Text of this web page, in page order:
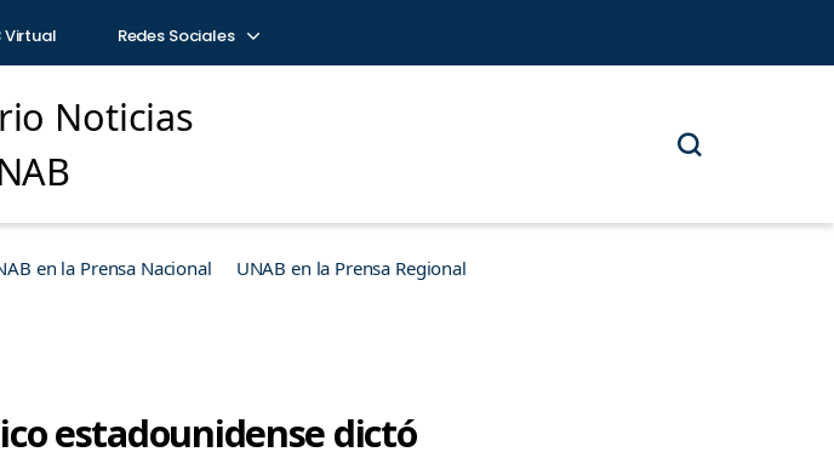
Virtual Redes Sociales
Noticias
en la Prensa Nacional UNAB en la Prensa Regional
estadounidense dictó